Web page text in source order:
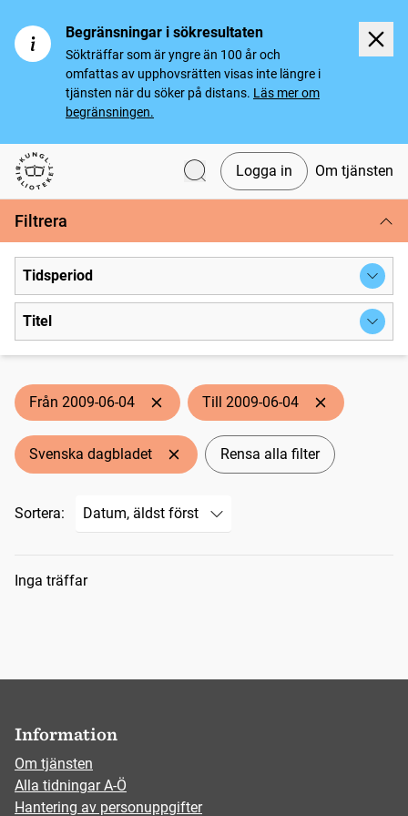
Begränsningar i sökresultaten
Sökträffar som är yngre än 100 år och
omfattas av upphovsrätten visas inte längre i
tjänsten när du söker på distans. Läs mer om
begränsningen.
Svenska tidningar
Logga in Om tjänsten
Filtrera
Tidsperiod
Titel
Från 2009-06-04 Till 2009-06-04
Svenska dagbladet Rensa alla filter
Sortera:
Sökresultat
Inga träffar
Information
Om tjänsten
Alla tidningar A-Ö
Hantering av personuppgifter